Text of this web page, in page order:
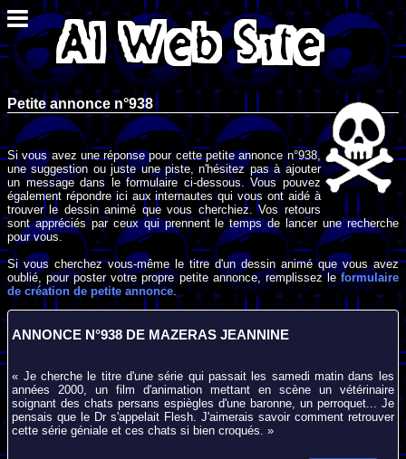
Petite annonce n°938
Si vous avez une réponse pour cette petite annonce n°938,
une suggestion ou juste une piste, n'hésitez pas à ajouter
un message dans le formulaire ci-dessous. Vous pouvez
également répondre ici aux internautes qui vous ont aidé à
trouver le dessin animé que vous cherchiez. Vos retours
sont appréciés par ceux qui prennent le temps de lancer une recherche
pour vous.
Si vous cherchez vous-même le titre d'un dessin animé que vous avez
oublié, pour poster votre propre petite annonce, remplissez leformulaire
de création de petite annonce .
ANNONCE N°938 DE MAZERAS JEANNINE
« Je cherche le titre d'une série qui passait les samedi matin dans les
années 2000, un film d'animation mettant en scène un vétérinaire
soignant des chats persans espiègles d'une baronne, un perroquet... Je
pensais que le Dr s'appelait Flesh. J'aimerais savoir comment retrouver
cette série géniale et ces chats si bien croqués. »